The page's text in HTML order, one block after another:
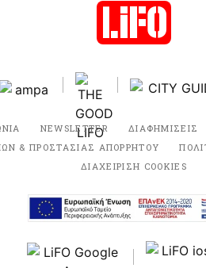
NEWSLETTER ΔΙΑΦΗΜΙΣΕΙΣ
& ΠΡΟΣΤΑΣΙΑΣ ΑΠΟΡΡΗΤΟΥ
ΔΙΑΧΕΙΡΙΣΗ COOKIES